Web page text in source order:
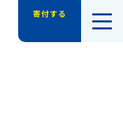
ルネッサンス（平和
寄付する